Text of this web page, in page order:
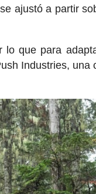
ajustó a partir
lo que para
Industries,